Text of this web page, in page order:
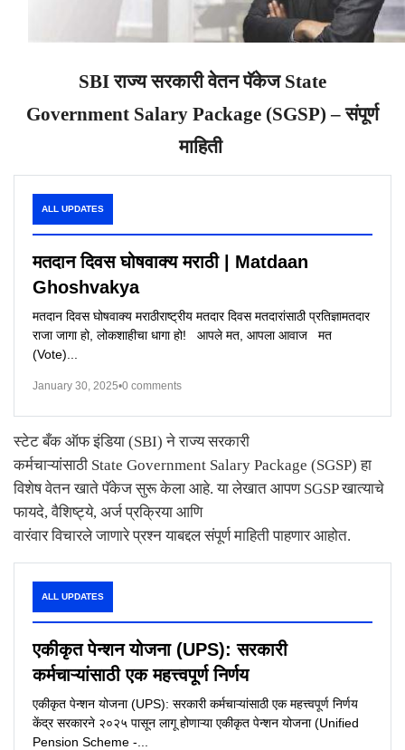
SBIराज्य सरकारी वेतन पॅकेज State
Government Salary Package (SGSP) –संपूर्ण
माहिती
ALL UPDATES
मतदान दिवस घोषवाक्य मराठी | Matdaan
Ghoshvakya
मतदान दिवस घोषवाक्य मराठीराष्ट्रीय मतदार दिवस मतदारांसाठी प्रतिज्ञामतदार
राजा जागा हो, लोकशाहीचा धागा हो! आपले मत, आपला आवाज मत
(Vote)...
January 30, 2025•0 comments
स्टेट बँक ऑफ इंडिया (SBI)ने राज्य सरकारी
कर्मचाऱ्यांसाठी State Government Salary Package (SGSP)हा
विशेष वेतन खाते पॅकेज सुरू केला आहे. या लेखात आपण SGSPखात्याचे
फायदे,वैशिष्ट्ये, अर्ज प्रक्रिया आणि
वारंवार विचारले जाणारे प्रश्न याबद्दल संपूर्ण माहिती पाहणार आहोत.
ALL UPDATES
एकीकृत पेन्शन योजना (UPS): सरकारी
कर्मचाऱ्यांसाठी एक महत्त्वपूर्ण निर्णय
एकीकृत पेन्शन योजना (UPS): सरकारी कर्मचाऱ्यांसाठी एक महत्त्वपूर्ण निर्णय
केंद्र सरकारने २०२५ पासून लागू होणाऱ्या एकीकृत पेन्शन योजना (Unified
Pension Scheme -...